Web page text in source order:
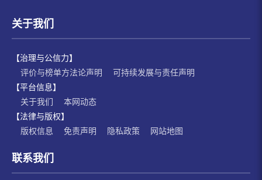
关于我们
【治理与公信力】
评价与榜单方法论声明
可持续发展与责任声明
【平台信息】
关于我们
本网动态
【法律与版权】
版权信息
免责声明 隐私政策 网站地图
联系我们